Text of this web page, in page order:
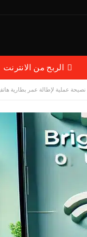
الربح من الانترنت